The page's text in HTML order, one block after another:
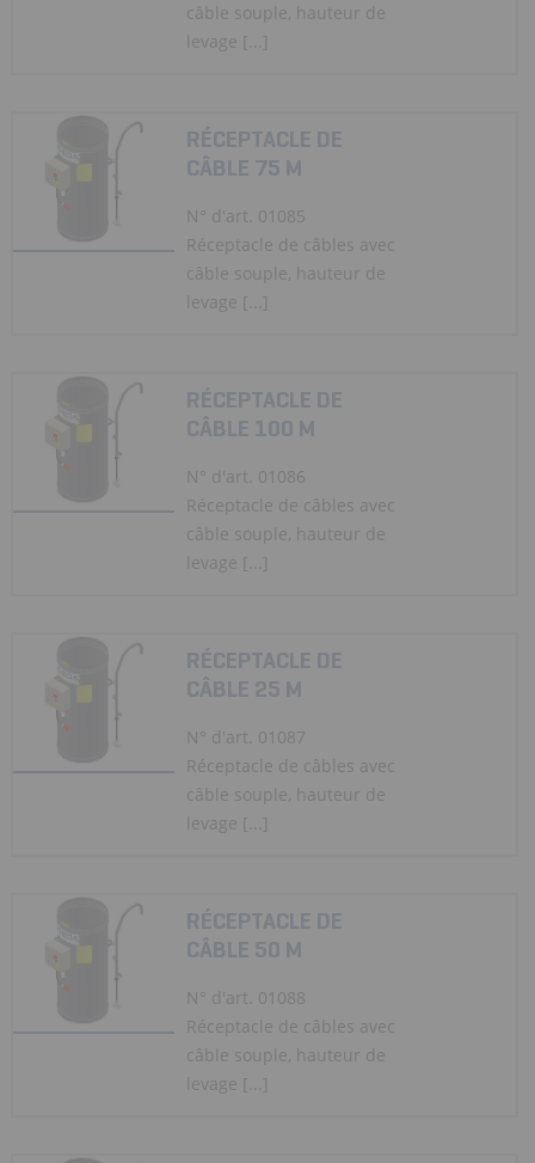
câble souple, hauteur de
levage [...]
RÉCEPTACLE DE
CÂBLE 75 M
N° d'art. 01085
Réceptacle de câbles avec
câble souple, hauteur de
levage [...]
RÉCEPTACLE DE
CÂBLE 100 M
N° d'art. 01086
Réceptacle de câbles avec
câble souple, hauteur de
levage [...]
RÉCEPTACLE DE
CÂBLE 25 M
N° d'art. 01087
Réceptacle de câbles avec
câble souple, hauteur de
levage [...]
RÉCEPTACLE DE
CÂBLE 50 M
N° d'art. 01088
Réceptacle de câbles avec
câble souple, hauteur de
levage [...]